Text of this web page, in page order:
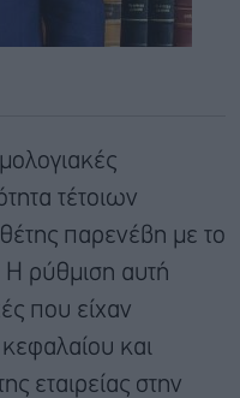
τέτοιων
παρενέβη με το
ρύθμιση αυτή
που είχαν
και
εταιρείας στην